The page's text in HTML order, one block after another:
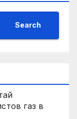
Search
газ в